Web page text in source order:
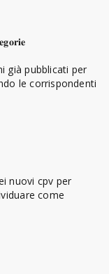
già pubblicati per
le corrispondenti
nuovi cpv per
come